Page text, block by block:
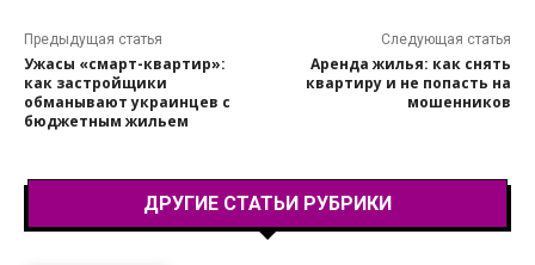
Предыдущая статья
Ужасы «смарт-квартир»:
как застройщики
обманывают украинцев с
бюджетным жильем
Следующая статья
Аренда жилья: как снять
квартиру и не попасть на
мошенников
ДРУГИЕ СТАТЬИ РУБРИКИ